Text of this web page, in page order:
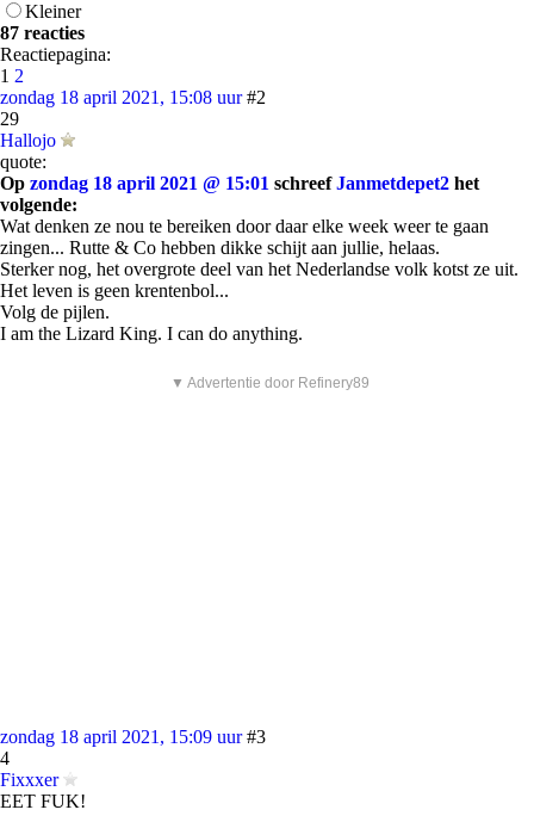
Kleiner
87 reacties
Reactiepagina:
1 2
zondag 18 april 2021, 15:08 uur #2
29
Hallojo
quote:
Op zondag 18 april 2021 @ 15:01 schreefJanmetdepet2 het
volgende:
Wat denken ze nou te bereiken door daar elke week weer te gaan
zingen... Rutte & Co hebben dikke schijt aan jullie, helaas.
Sterker nog, het overgrote deel van het Nederlandse volk kotst ze uit.
Het leven is geen krentenbol...
Volg de pijlen.
I am the Lizard King. I can do anything.
▼ Advertentie door Refinery89
zondag 18 april 2021, 15:09 uur #3
4
Fixxxer
EET FUK!